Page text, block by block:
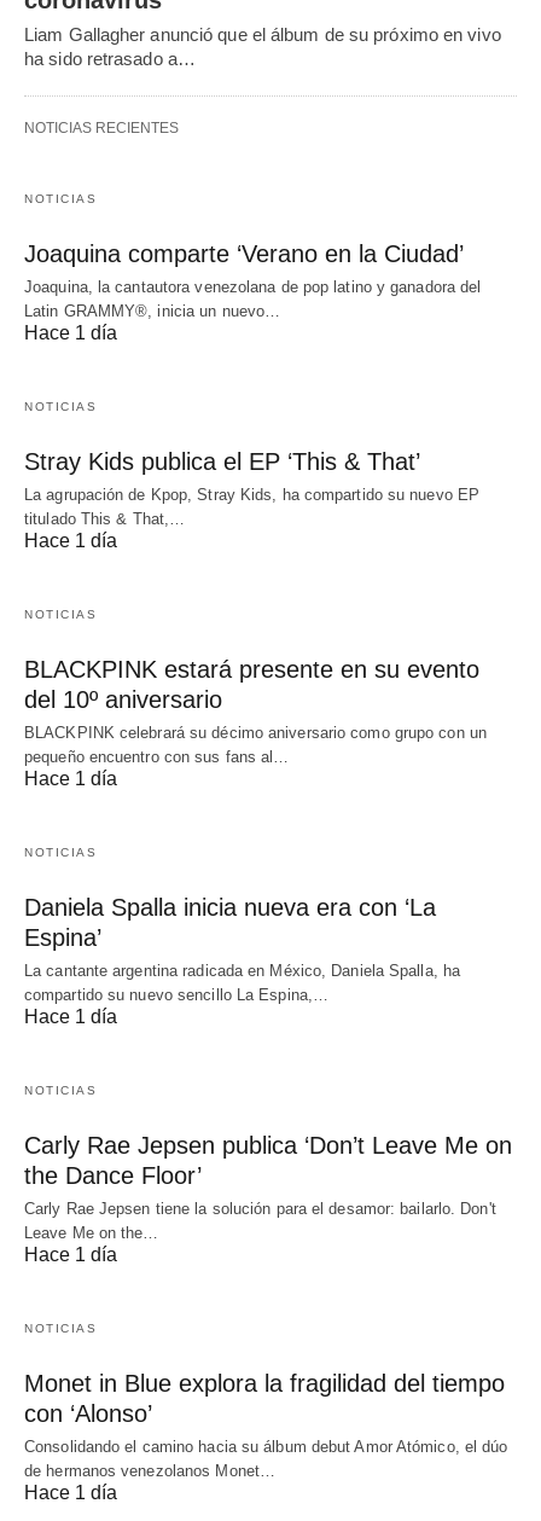
Liam Gallagher anunció que el álbum de su próximo en vivo
ha sido retrasado a…
NOTICIAS RECIENTES
NOTICIAS
Joaquina comparte ‘Verano en la Ciudad’
Joaquina, la cantautora venezolana de pop latino y ganadora del
Latin GRAMMY®, inicia un nuevo…
Hace 1 día
NOTICIAS
Stray Kids publica el EP ‘This & That’
La agrupación de Kpop, Stray Kids, ha compartido su nuevo EP
titulado This & That,…
Hace 1 día
NOTICIAS
BLACKPINK estará presente en su evento
del 10º aniversario
BLACKPINK celebrará su décimo aniversario como grupo con un
pequeño encuentro con sus fans al…
Hace 1 día
NOTICIAS
Daniela Spalla inicia nueva era con ‘La
Espina’
La cantante argentina radicada en México, Daniela Spalla, ha
compartido su nuevo sencillo La Espina,…
Hace 1 día
NOTICIAS
Carly Rae Jepsen publica ‘Don’t Leave Me on
the Dance Floor’
Carly Rae Jepsen tiene la solución para el desamor: bailarlo. Don't
Leave Me on the…
Hace 1 día
NOTICIAS
Monet in Blue explora la fragilidad del tiempo
con ‘Alonso’
Consolidando el camino hacia su álbum debut Amor Atómico, el dúo
de hermanos venezolanos Monet…
Hace 1 día